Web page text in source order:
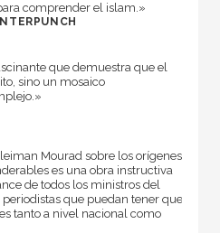
comprender el islam.»
que demuestra que el
sino un mosaico
Mourad sobre los orígenes
es una obra instructiva
de todos los ministros del
que puedan tener que
tanto a nivel nacional como